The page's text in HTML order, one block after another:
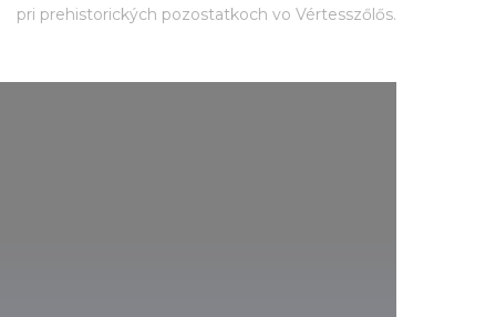
pri prehistorických pozostatkoch vo Vértesszőlős.